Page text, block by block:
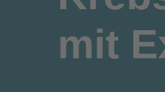
mit